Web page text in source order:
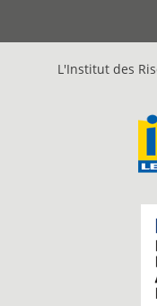
L'Institut des